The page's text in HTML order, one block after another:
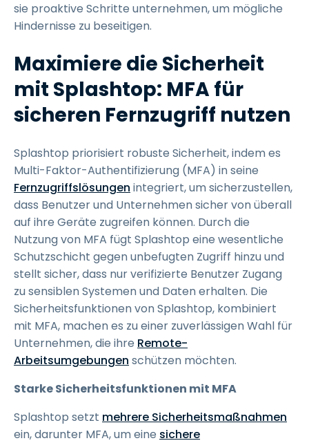
sie proaktive Schritte unternehmen, um mögliche
Hindernisse zu beseitigen.
Maximiere die Sicherheit
mit Splashtop: MFA für
sicheren Fernzugriff nutzen
Splashtop priorisiert robuste Sicherheit, indem es
Multi-Faktor-Authentifizierung (MFA) in seine
Fernzugriffslösungen integriert, um sicherzustellen,
dass Benutzer und Unternehmen sicher von überall
auf ihre Geräte zugreifen können. Durch die
Nutzung von MFA fügt Splashtop eine wesentliche
Schutzschicht gegen unbefugten Zugriff hinzu und
stellt sicher, dass nur verifizierte Benutzer Zugang
zu sensiblen Systemen und Daten erhalten. Die
Sicherheitsfunktionen von Splashtop, kombiniert
mit MFA, machen es zu einer zuverlässigen Wahl für
Unternehmen, die ihre Remote-
Arbeitsumgebungen schützen möchten.
Starke Sicherheitsfunktionen mit MFA
Splashtop setzt mehrere Sicherheitsmaßnahmen
ein, darunter MFA, um eine sichere